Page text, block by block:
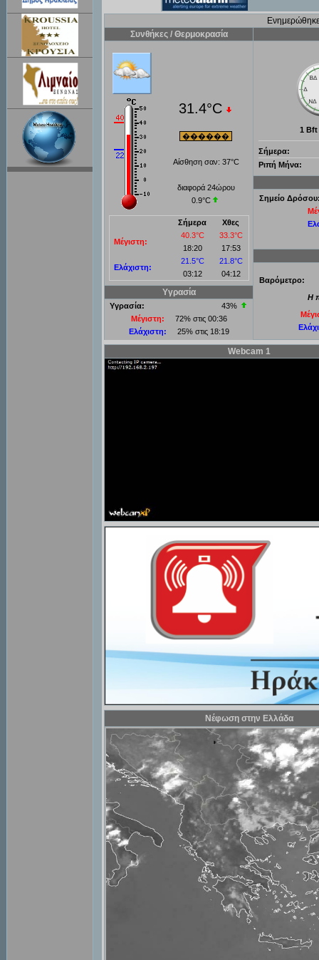
Συνθήκες / Θερμοκρασία
31.4°C
������
Αίσθηση σαν: 37°C
διαφορά 24ώρου
0.9°C
Σήμερα Χθες
Μέγιστη:
40.3°C
18:20
33.3°C
17:53
Ελάχιστη:
21.5°C
03:12
21.8°C
04:12
Υγρασία
Υγρασία:
43%
Μέγιστη: 72% στις 00:36
Ελάχιστη: 25% στις 18:19
1
Σήμερα:
Ριπή Μήνα:
Σημείο
Βαρόμετρο:
Η
Webcam 1
Νέφωση στην Ελλάδα